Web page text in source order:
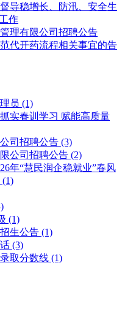
导稳增长、防汛、安全生
作
理有限公司招聘公告
代开药流程相关事宜的告
员 (1)
实春训学习 赋能高质量
司招聘公告 (3)
公司招聘公告 (2)
年“慧民润企稳就业”春风
(1)
(1)
生公告 (1)
(3)
取分数线 (1)